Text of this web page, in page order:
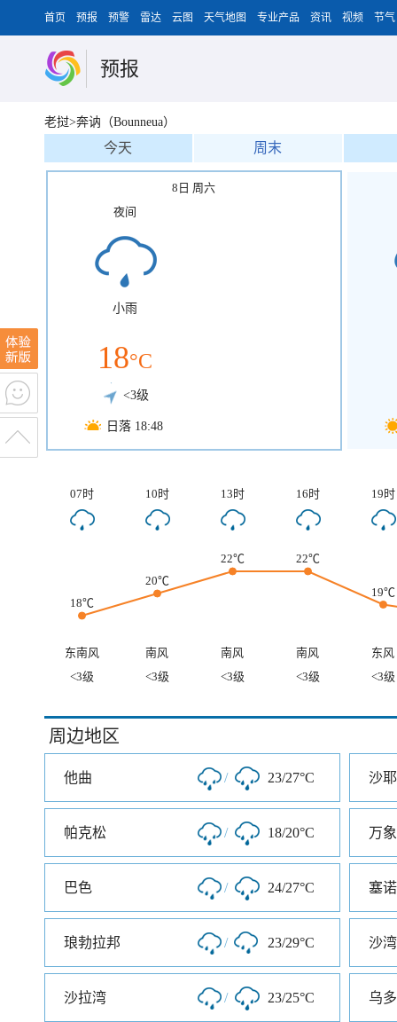
首页 预报 预警 雷达 云图 天气地图 专业产品 资讯 视频 节气
预报
老挝>奔讷（Bounneua）
今天 周末
8日 周六
夜间
小雨
18°C
<3级
日落 18:48
07时 10时 13时 16时 19时
18℃
20℃
22℃ 22℃
19℃
东南风 南风 南风 南风
东风
<3级
<3级 <3级 <3级 <3级
周边地区
他曲 / 23/27°C 沙
帕克松 / 18/20°C 万象
巴色 / 24/27°C 塞诺
琅勃拉邦 / 23/29°C 沙
沙拉湾 / 23/25°C 乌